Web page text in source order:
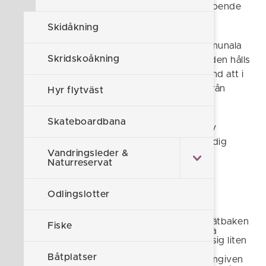
Skidåkning
Skridskoåkning
Hyr flytväst
Skateboardbana
Vandringsleder &
Naturreservat
Odlingslotter
Fiske
Båtplatser
röd/gula skyltar. Dessa kan se olika ut beroende
på tidsperiod.
Det är tillåtet att ta med hund till de kommunala
badplatserna under förutsättning att hunden hålls
kopplad. Vi uppmanar badgäster med hund att i
möjligaste mån låta er hund bada avskilt från
Under vissa tider på året kan sjöar och hav
drabbas av algblomning. Här kan du hålla dig
uppdaterad:Algkarta - SMHI
Husbyvik
Husbyvik vid Slätbaken
norr om Mogata
erbjuder en mysig liten
skogsbrynet omgiven